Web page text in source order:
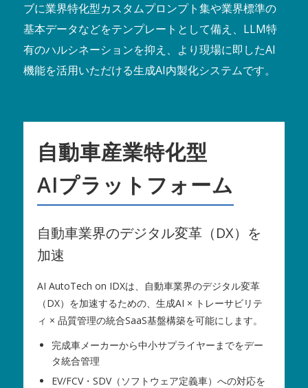
ブに業界特化型カスタムプロンプト集や業界標準の
基本データなどをテンプレートとして備え、LLM特
有のハルシネーションを抑え、より現場に即したAI
機能を活用いただける生成AI内製化システムです。
自動車産業特化型
AIプラットフォーム
自動車業界のデジタル変革（DX）を
加速
AI AutoTech on IDXは、自動車業界のデジタル変革
（DX）を加速するための、生成AI × トレーサビリテ
ィ × 品質管理の統合SaaS基盤構築を可能にします。
完成車メーカーから中小サプライヤーまでをデー
タ統合管理
EV/FCV・SDV（ソフトウェア定義車）への対応を